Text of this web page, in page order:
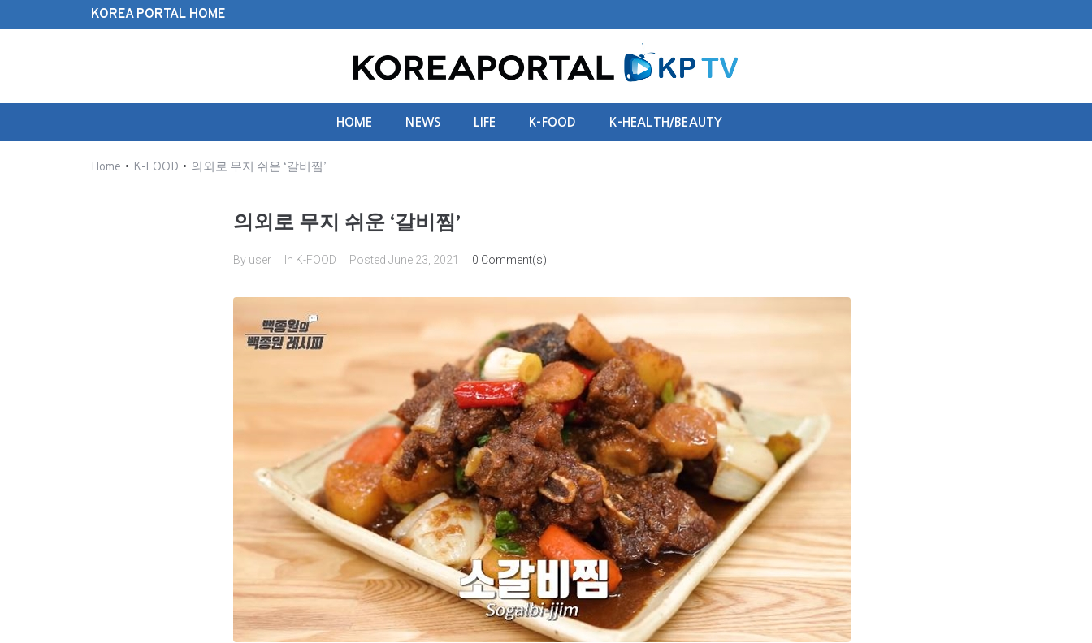
KOREA PORTAL HOME
HOME NEWS LIFE K-FOOD K-HEALTH/BEAUTY
Home • K-FOOD • 의외로 무지 쉬운 ‘갈비찜’
의외로 무지 쉬운 ‘갈비찜’
By user In K-FOOD Posted June 23, 2021 0 Comment(s)